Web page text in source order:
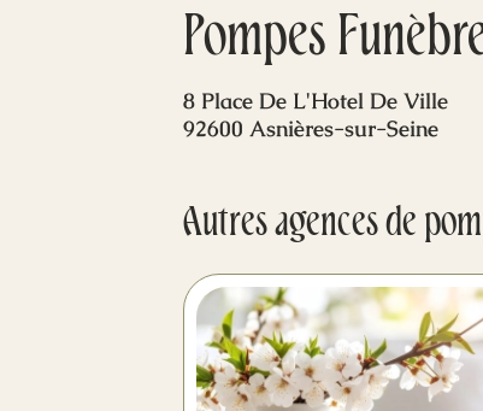
Pompes
8 Place De L'Hotel De Ville
92600 Asnières-sur-Seine
Autres agences de